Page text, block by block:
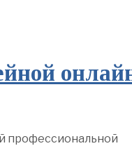
профессиональной